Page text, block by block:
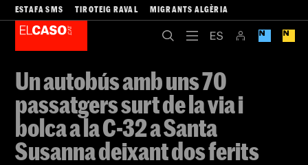
ESTAFA SMS TIROTEIG RAVAL MIGRANTS ALGÈRIA
Un autobús amb uns 70
passatgers surt de la via i
bolca a la C-32 a Santa
Susanna deixant dos ferits